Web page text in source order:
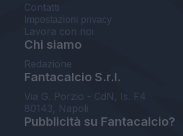
Contatti
Impostazioni privacy
Lavora con noi
Chi siamo
Redazione
Fantacalcio S.r.l.
Via G. Porzio - CdN, Is. F4
80143, Napoli
Pubblicità su Fantacalcio?